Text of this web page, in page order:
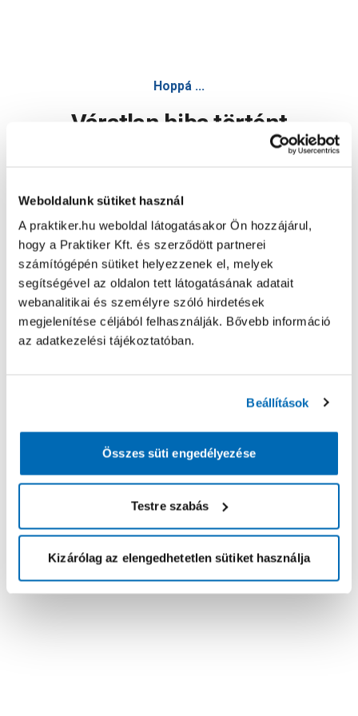
Weboldalunk sütiket használ
A praktiker.hu weboldal látogatásakor Ön hozzájárul,
hogy a Praktiker Kft. és szerződött partnerei
számítógépén sütiket helyezzenek el, melyek
segítségével az oldalon tett látogatásának adatait
webanalitikai és személyre szóló hirdetések
megjelenítése céljából felhasználják. Bővebb információ
az adatkezelési tájékoztatóban.
Beállítások
Összes süti engedélyezése
Testre szabás
Kizárólag az elengedhetetlen sütiket használja
Hoppá ...
Váratlan hiba történt
Oldal újratöltése